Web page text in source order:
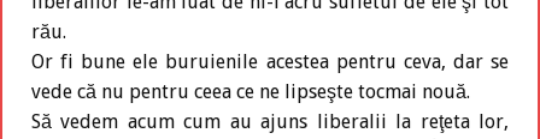
rău.
Or fi bune ele buruienile acestea pentru ceva, dar se
vede că nu pentru ceea ce ne lipseşte tocmai nouă.
Să vedem acum cum au ajuns liberalii la reţeta lor,